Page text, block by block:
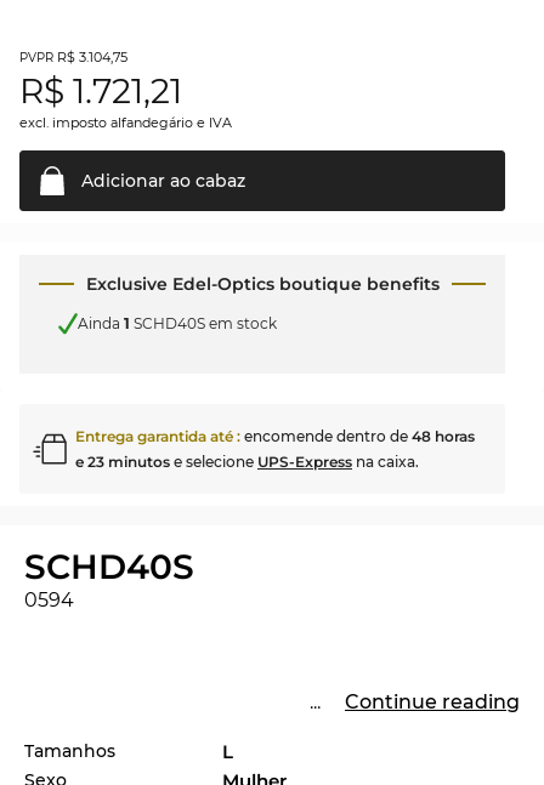
PVPR R$ 3.104,75
R$ 1.721,21
excl. imposto alfandegário e IVA
Adicionar ao cabaz
Exclusive Edel-Optics boutique benefits
Ainda 1 SCHD40S em stock
Entrega garantida até : encomende dentro de 48 horas
e 23 minutos e selecione UPS-Express na caixa.
SCHD40S
0594
... Continue reading
Tamanhos L
Sexo Mulher